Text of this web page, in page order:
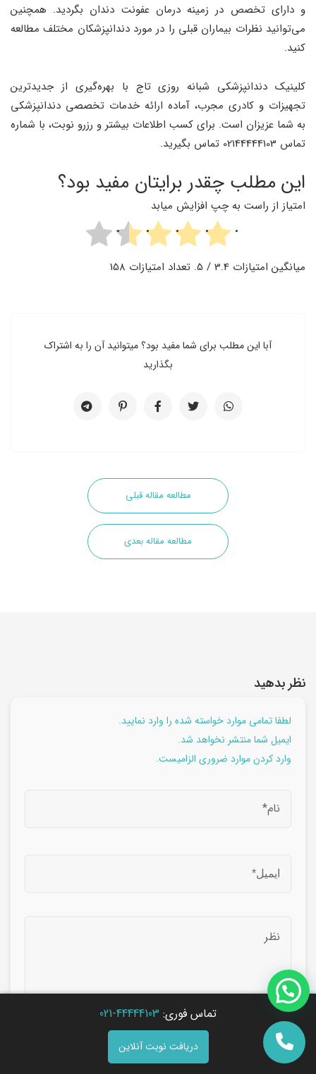
و دارای تخصص در زمینه درمان عفونت دندان بگردید. همچنین
می‌توانید نظرات بیماران قبلی را در مورد دندانپزشکان مختلف مطالعه
کنید.
کلینیک دندانپزشکی شبانه روزی تاج با بهره‌گیری از جدیدترین
تجهیزات و کادری مجرب، آماده ارائه خدمات تخصصی دندانپزشکی
به شما عزیزان است. برای کسب اطلاعات بیشتر و رزرو نوبت، با شماره
تماس 02144444103 تماس بگیرید.
این مطلب چقدر برایتان مفید بود؟
امتیاز از راست به چپ افزایش میابد
میانگین امتیازات 3.4 / 5. تعداد امتیازات 158
آبا این مطلب برای شما مفید بود؟ میتوانید آن را به اشتراک
بگذارید
مطالعه مقاله قبلی
مطالعه مقاله بعدی
نظر بدهید
لطفا تمامی موارد خواسته شده را وارد نمایید.
ایمیل شما منتشر نخواهد شد.
وارد کردن موارد ضروری الزامیست.
تماس فوری: 44444103-021
دریافت نوبت آنلاین